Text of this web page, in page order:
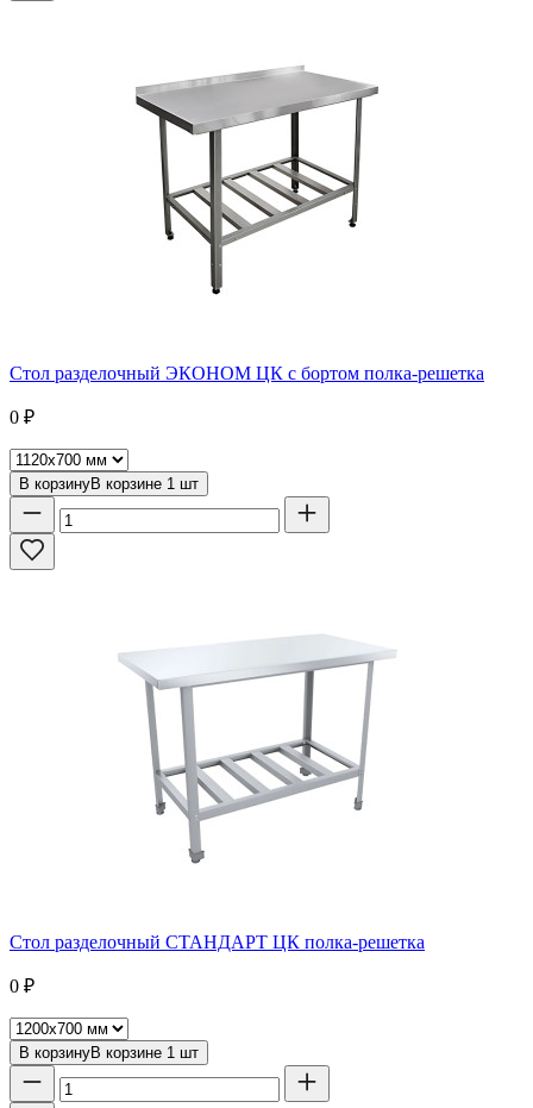
Стол разделочный ЭКОНОМ ЦК с бортом полка-решетка
0 ₽
В корзинуВ корзине 1 шт
Стол разделочный СТАНДАРТ ЦК полка-решетка
0 ₽
В корзинуВ корзине 1 шт